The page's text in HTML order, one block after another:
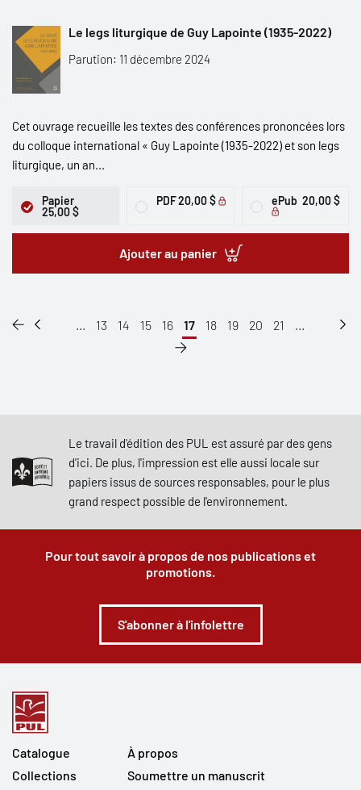
Le legs liturgique de Guy Lapointe (1935-2022)
Parution: 11 décembre 2024
Cet ouvrage recueille les textes des conférences prononcées lors
du colloque international « Guy Lapointe (1935-2022) et son legs
liturgique, un an...
Papier
25,00 $
PDF20,00 $ ePub 20,00 $
Ajouter au panier
... 13 14 15 16 17 18 19 20 21 ...
Le travail d'édition des PUL est assuré par des gens
d'ici. De plus, l'impression est elle aussi locale sur
papiers issus de sources responsables, pour le plus
grand respect possible de l'environnement.
Pour tout savoir à propos de nos publications et
promotions.
S'abonner à l'infolettre
Catalogue
Collections
À propos
Soumettre un manuscrit